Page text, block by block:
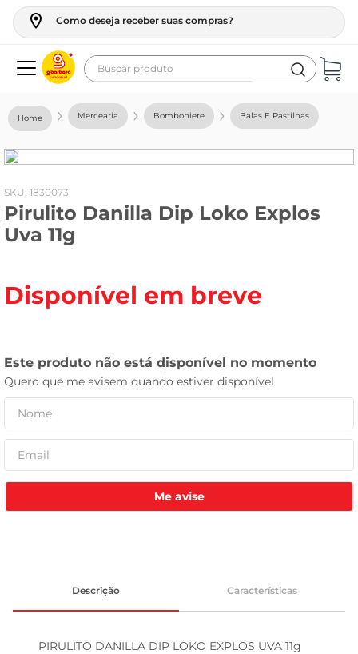
Como deseja receber suas compras?
Buscar produto
Mercearia Bomboniere Balas E Pastilhas
: 1830073
Pirulito Danilla Dip Loko Explos
Uva 11g
Disponível em breve
Me avise
Descrição Características
PIRULITO DANILLA DIP LOKO EXPLOS UVA 11g
geladeira
fogao
café
cerveja
leite
tv